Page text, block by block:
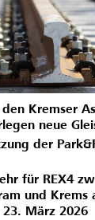
Kremser
neue
der
für REX4
und Krems
März 2026